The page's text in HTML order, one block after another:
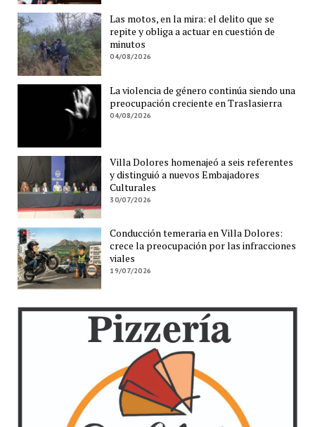
Las motos, en la mira: el delito que se
repite y obliga a actuar en cuestión de
minutos
04/08/2026
La violencia de género continúa siendo una
preocupación creciente en Traslasierra
04/08/2026
Villa Dolores homenajeó a seis referentes
y distinguió a nuevos Embajadores
Culturales
30/07/2026
Conducción temeraria en Villa Dolores:
crece la preocupación por las infracciones
viales
19/07/2026